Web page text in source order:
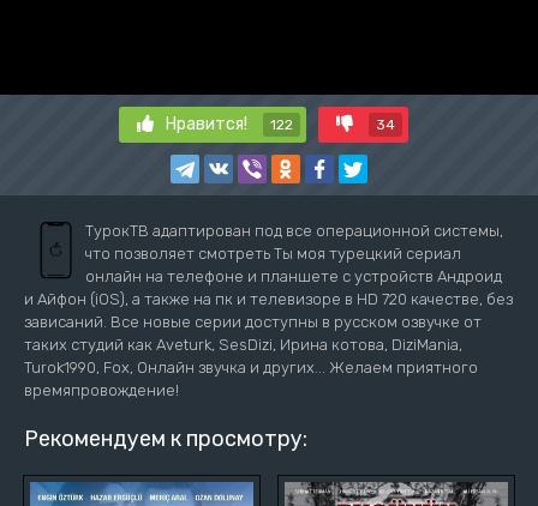
Нравится! 122 34
ТурокТВ адаптирован под все операционной системы,
что позволяет смотреть Ты моя турецкий сериал
онлайн на телефоне и планшете с устройств Андроид
и Айфон (iOS), а также на пк и телевизоре в HD 720 качестве, без
зависаний. Все новые серии доступны в русском озвучке от
таких студий как Aveturk, SesDizi, Ирина котова, DiziMania,
Turok1990, Fox, Онлайн звучка и других... Желаем приятного
времяпровождение!
Рекомендуем к просмотру: